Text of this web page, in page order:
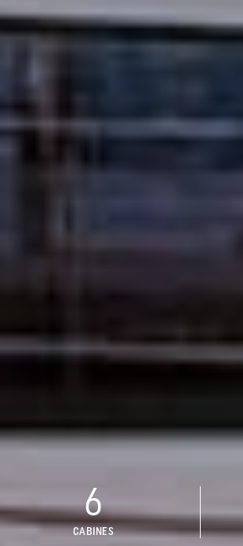
6
CABINES